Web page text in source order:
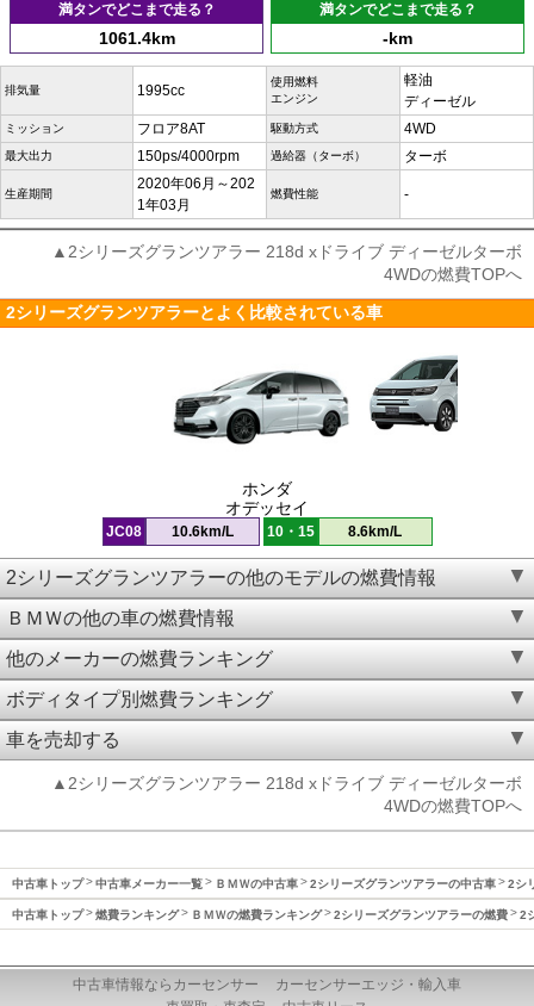
満タンでどこまで走る？
1061.4km
満タンでどこまで走る？
-km
排気量 1995cc
使用燃料
エンジン
軽油
ディーゼル
ミッション フロア8AT 駆動方式 4WD
最大出力 150ps/4000rpm 過給器（ターボ） ターボ
生産期間
2020年06月～202
1年03月
燃費性能 -
▲2シリーズグランツアラー 218d xドライブ ディーゼルターボ
4WDの燃費TOPへ
2シリーズグランツアラーとよく比較されている車
ホンダ
オデッセイ
JC08 10.6km/L 10・15 8.6km/L
2シリーズグランツアラーの他のモデルの燃費情報
ＢＭＷの他の車の燃費情報
他のメーカーの燃費ランキング
ボディタイプ別燃費ランキング
車を売却する
▲2シリーズグランツアラー 218d xドライブ ディーゼルターボ
4WDの燃費TOPへ
中古車トップ 中古車メーカー一覧 ＢＭＷの中古車 2シリーズグランツアラーの中古車 2シ
中古車トップ 燃費ランキング ＢＭＷの燃費ランキング 2シリーズグランツアラーの燃費 2
中古車情報ならカーセンサー
カーセンサーエッジ・輸入車